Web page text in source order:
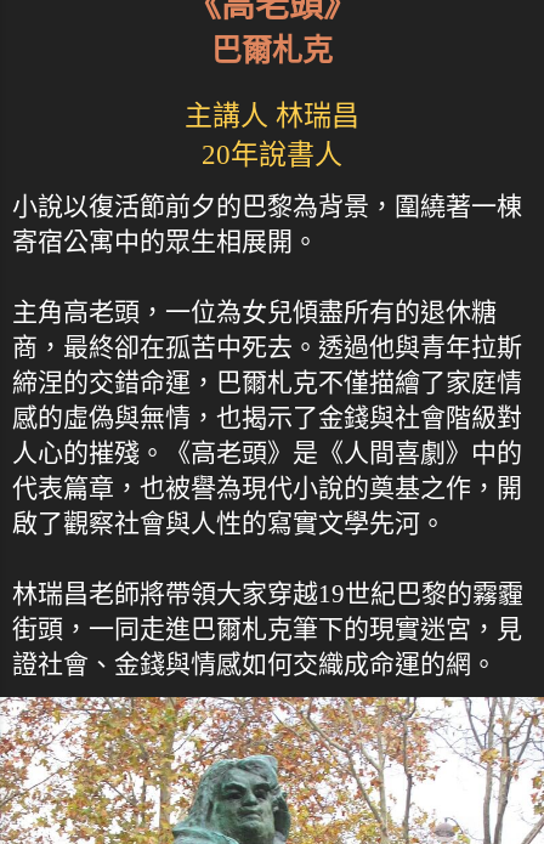
巴爾札克
主講人 林瑞昌
20年說書人
小說以復活節前夕的巴黎為背景，圍繞著一棟
寄宿公寓中的眾生相展開。
主角高老頭，一位為女兒傾盡所有的退休糖
商，最終卻在孤苦中死去。透過他與青年拉斯
締涅的交錯命運，巴爾札克不僅描繪了家庭情
感的虛偽與無情，也揭示了金錢與社會階級對
人心的摧殘。《高老頭》是《人間喜劇》中的
代表篇章，也被譽為現代小說的奠基之作，開
啟了觀察社會與人性的寫實文學先河。
林瑞昌老師將帶領大家穿越19世紀巴黎的霧霾
街頭，一同走進巴爾札克筆下的現實迷宮，見
證社會、金錢與情感如何交織成命運的網。